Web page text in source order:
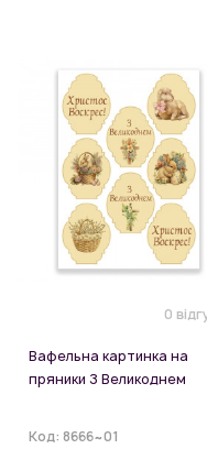
0
Вафельна картинка на
пряники З Великоднем
Код: 8666~01